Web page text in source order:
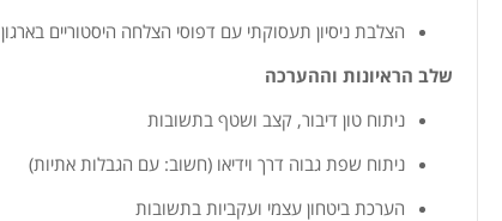
הצלבת ניסיון תעסוקתי עם דפוסי הצלחה היסטוריים בארגון
שלב הראיונות וההערכה
ניתוח טון דיבור, קצב ושטף בתשובות
ניתוח שפת גבוה דרך וידיאו (חשוב: עם הגבלות אתיות)
הערכת ביטחון עצמי ועקביות בתשובות